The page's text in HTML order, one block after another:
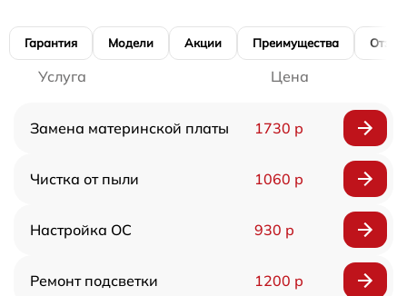
Гарантия Модели Акции Преимущества
Услуга Цена
Замена материнской платы 1730 р
Чистка от пыли 1060 р
Настройка ОС 930 р
Ремонт подсветки 1200 р